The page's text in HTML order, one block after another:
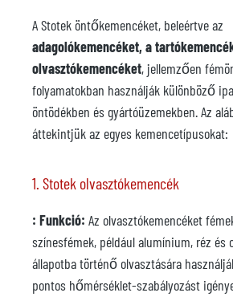
A Stotek öntőkemencéket, beleértve az
adagolókemencéket, a
olvasztókemencéket, jellemzően
folyamatokban használják különböző
öntödékben és gyártóüzemekben. Az
áttekintjük az egyes kemencetípusokat:
1. Stotek olvasztókemencék
: Funkció: Az olvasztókemencéket
színesfémek, például alumínium, réz és
állapotba történő olvasztására
pontos hőmérséklet-szabályozást